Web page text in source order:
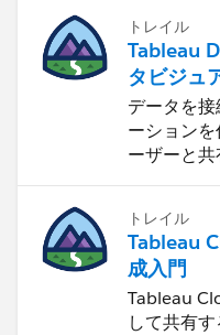
Your expected output
Let me know if you have
Please find attached
トレイル
Tableau
タビジュ
ンをはじ
データを
ーション
ーザーと共
トレイル
Tableau
成入門
Tableau
して共有す